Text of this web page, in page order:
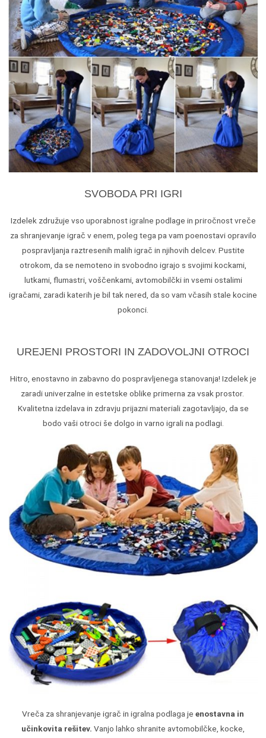
SVOBODA PRI IGRI
Izdelek združuje vso uporabnost igralne podlage in priročnost vreče
za shranjevanje igrač v enem, poleg tega pa vam poenostavi opravilo
pospravljanja raztresenih malih igrač in njihovih delcev. Pustite
otrokom, da se nemoteno in svobodno igrajo s svojimi kockami,
lutkami, flumastri, voščenkami, avtomobilčki in vsemi ostalimi
igračami, zaradi katerih je bil tak nered, da so vam včasih stale kocine
pokonci.
UREJENI PROSTORI IN ZADOVOLJNI OTROCI
Hitro, enostavno in zabavno do pospravljenega stanovanja! Izdelek je
zaradi univerzalne in estetske oblike primerna za vsak prostor.
Kvalitetna izdelava in zdravju prijazni materiali zagotavljajo, da se
bodo vaši otroci še dolgo in varno igrali na podlagi.
Vreča za shranjevanje igrač in igralna podlaga je enostavna in
učinkovita rešitev. Vanjo lahko shranite avtomobilčke, kocke,